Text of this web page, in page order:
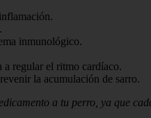
inmunológico.
a regular el ritmo cardíaco.
la acumulación de sarro.
a tu perro, ya que